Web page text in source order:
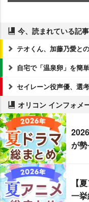
今、読まれている記事
テオくん、加藤乃愛と
自宅で「温泉卵」を簡
セイレーン役声優、選
オリコン インフォメ
が勢
【
一挙